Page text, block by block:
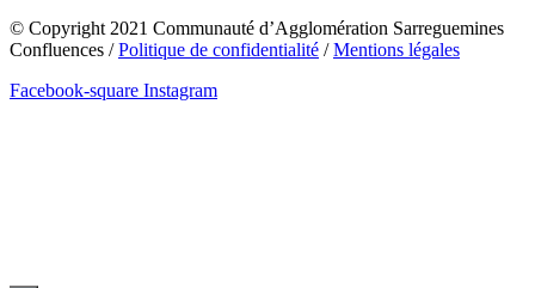
© Copyright 2021 Communauté d’Agglomération Sarreguemines
Confluences /Politique de confidentialité /Mentions légales
Facebook-square Instagram